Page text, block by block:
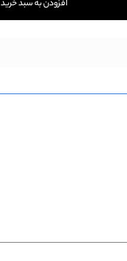
افزودن به سبد خرید